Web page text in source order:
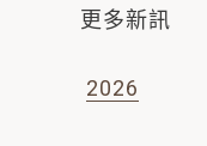
更多新訊
2026